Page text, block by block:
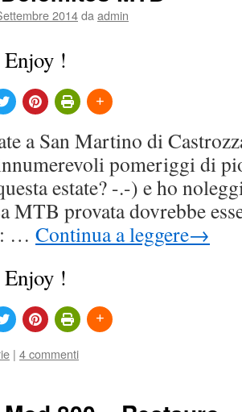
2014da admin
Enjoy !
a San Martino di
pomeriggi di
estate? -.-) e ho
MTB provata dovrebbe
… Continua a leggere→
Enjoy !
| 4 commenti